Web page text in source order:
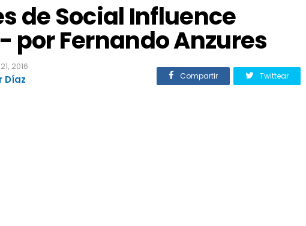
de Social Influence
por Fernando Anzures
2016
Díaz Compartir Twittear